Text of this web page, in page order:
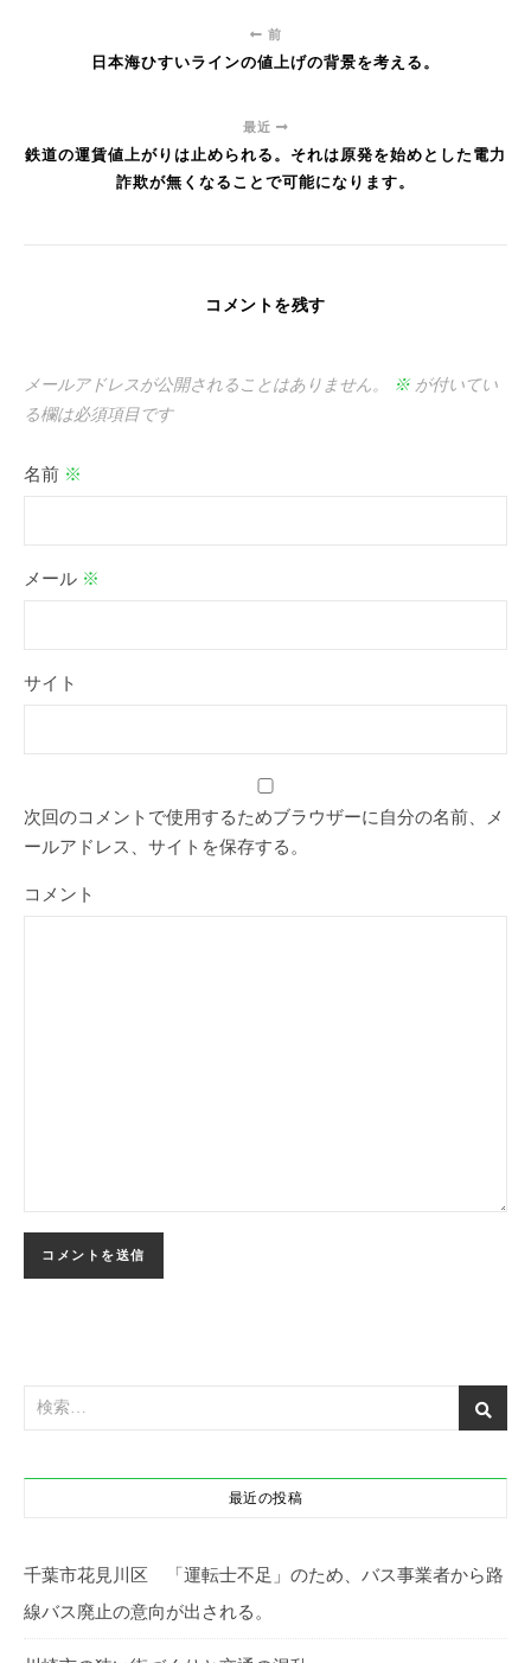
前
日本海ひすいラインの値上げの背景を考える。
最近
鉄道の運賃値上がりは止められる。それは原発を始めとした電力
詐欺が無くなることで可能になります。
コメントを残す
メールアドレスが公開されることはありません。 ※が付いてい
る欄は必須項目です
名前 ※
メール ※
サイト
次回のコメントで使用するためブラウザーに自分の名前、メ
ールアドレス、サイトを保存する。
コメント
最近の投稿
千葉市花見川区 「運転士不足」のため、バス事業者から路
線バス廃止の意向が出される。